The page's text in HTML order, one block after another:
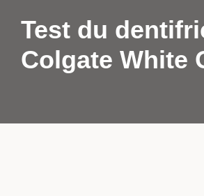
Test du
Colgate White